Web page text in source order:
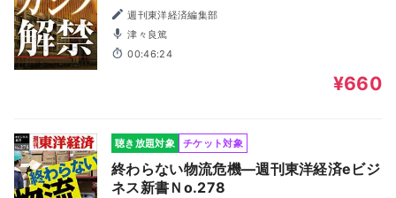
週刊東洋経済編集部
津々良篤
00:46:24
¥660
聴き放題対象 チケット対象
終わらない物流危機―週刊東洋経済eビジ
ネス新書Ｎo.278